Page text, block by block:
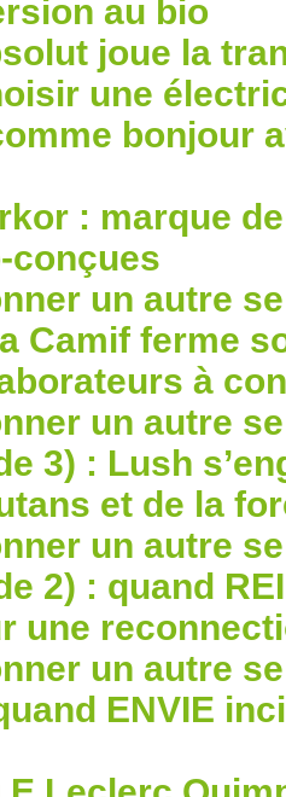
au bio
joue la
une
bonjour
: marque
conçues
un autre
Camif ferme
à
un autre
3) : Lush
et de la
un autre
2) : quand
une
un autre
ENVIE